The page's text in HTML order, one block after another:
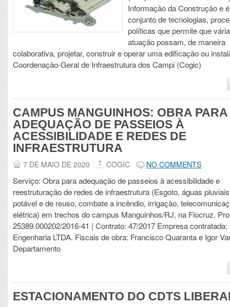
Informação da Construção e
conjunto de tecnologias,
políticas que permite que
atuação possam, de maneira
colaborativa, projetar, construir e operar uma edificação ou
Coordenação-Geral de Infraestrutura dos Campi (Cogic)
CAMPUS MANGUINHOS: OBRA PARA
ADEQUAÇÃO DE PASSEIOS À
ACESSIBILIDADE E REDES DE
INFRAESTRUTURA
7 DE MAIO DE 2020 COGIC NO COMMENTS
Serviço: Obra para adequação de passeios à acessibilidade e
reestruturação de redes de infraestrutura (Esgoto, águas
potável e de reuso, combate a incêndio, irrigação,
elétrica) em trechos do campus Manguinhos/RJ, na Fiocruz.
25389.000202/2016-41 | Contrato: 47/2017 Empresa
Engenharia LTDA. Fiscais de obra: Francisco Quaranta e Igor
Departamento
ESTACIONAMENTO DO CDTS